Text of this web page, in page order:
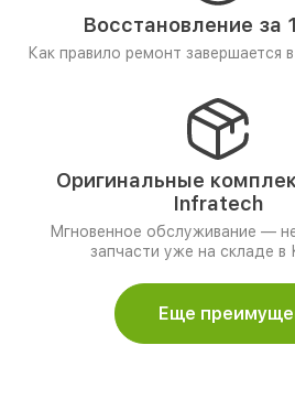
Восстановление за
Как правило ремонт завершается
Оригинальные
Infratech
Мгновенное обслуживание —
запчасти уже на складе в
Еще